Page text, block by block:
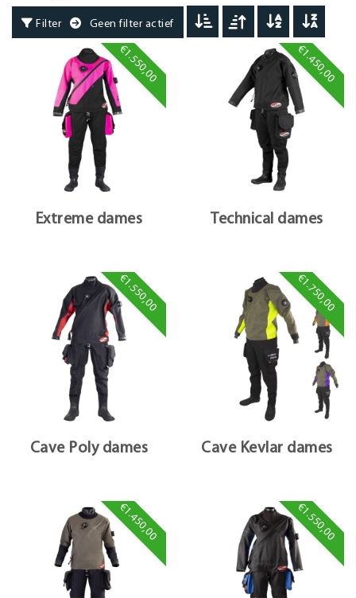
Filter Geen filter actief
€1.550,00
Extreme dames
€1.450,00
Technical dames
€1.550,00
Cave Poly dames
€1.750,00
Cave Kevlar dames
€1.450,00 €1.550,00